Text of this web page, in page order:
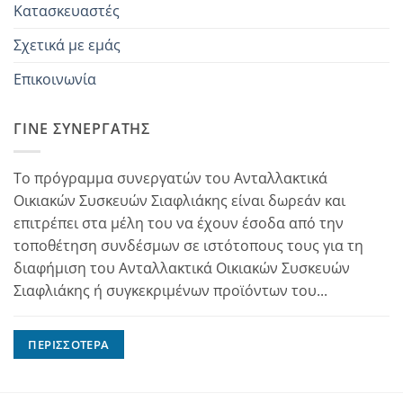
Κατασκευαστές
Σχετικά με εμάς
Επικοινωνία
ΓΊΝΕ ΣΥΝΕΡΓΆΤΗΣ
Το πρόγραμμα συνεργατών του Ανταλλακτικά
Οικιακών Συσκευών Σιαφλιάκης είναι δωρεάν και
επιτρέπει στα μέλη του να έχουν έσοδα από την
τοποθέτηση συνδέσμων σε ιστότοπους τους για τη
διαφήμιση του Ανταλλακτικά Οικιακών Συσκευών
Σιαφλιάκης ή συγκεκριμένων προϊόντων του...
ΠΕΡΙΣΣΌΤΕΡΑ